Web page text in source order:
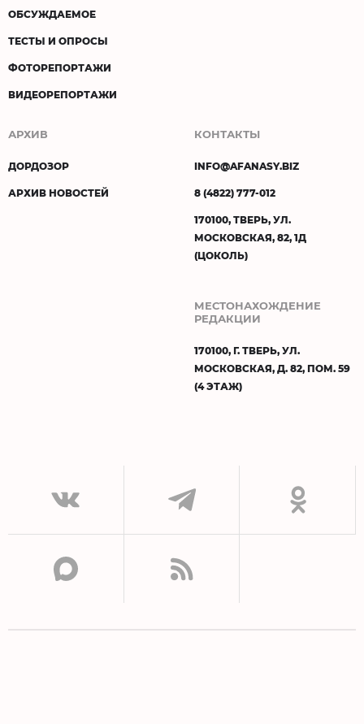
ОБСУЖДАЕМОЕ
ТЕСТЫ И ОПРОСЫ
ФОТОРЕПОРТАЖИ
ВИДЕОРЕПОРТАЖИ
АРХИВ
ДОРДОЗОР
АРХИВ НОВОСТЕЙ
КОНТАКТЫ
INFO@AFANASY.BIZ
8 (4822) 777-012
170100, ТВЕРЬ, УЛ.
МОСКОВСКАЯ, 82, 1Д
(ЦОКОЛЬ)
МЕСТОНАХОЖДЕНИЕ
РЕДАКЦИИ
170100, Г. ТВЕРЬ, УЛ.
МОСКОВСКАЯ, Д. 82, ПОМ. 59
(4 ЭТАЖ)